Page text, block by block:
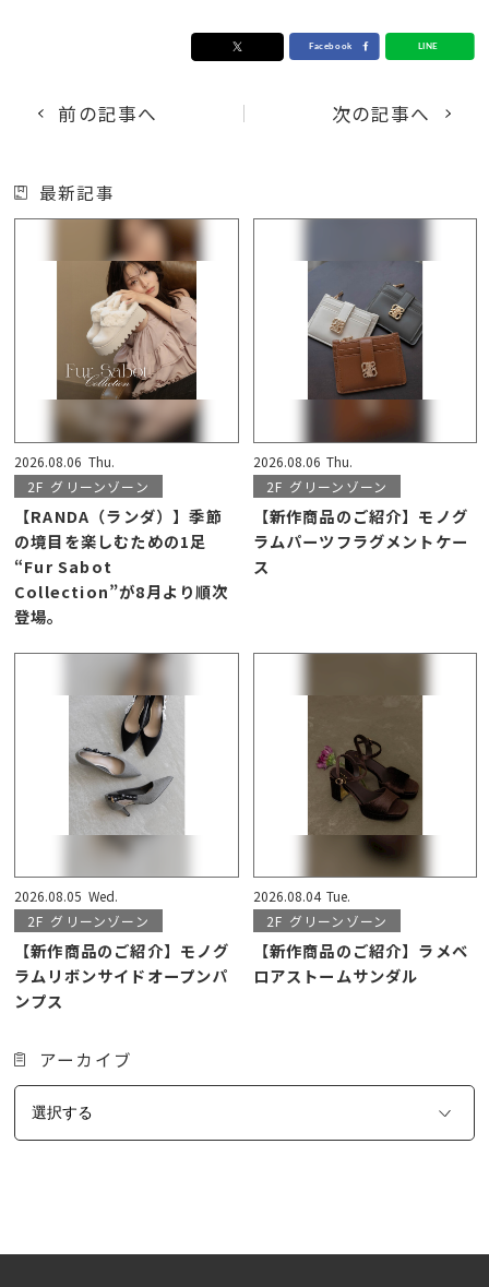
前の記事へ 次の記事へ
最新記事
2026.08.06 Thu.
2F グリーンゾーン
【RANDA（ランダ）】季節
の境目を楽しむための1足
“Fur Sabot
Collection”が8月より順次
登場。
2026.08.06 Thu.
2F グリーンゾーン
【新作商品のご紹介】モノグ
ラムパーツフラグメントケー
ス
2026.08.05 Wed.
2F グリーンゾーン
【新作商品のご紹介】モノグ
ラムリボンサイドオープンパ
ンプス
2026.08.04 Tue.
2F グリーンゾーン
【新作商品のご紹介】ラメベ
ロアストームサンダル
アーカイブ